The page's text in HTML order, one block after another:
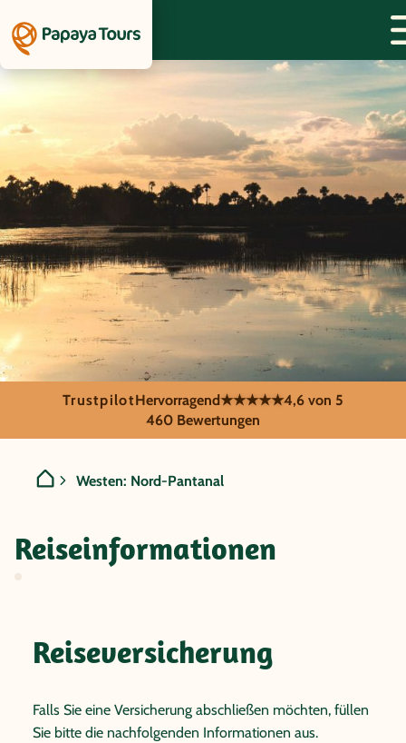
Brasilien - Westen: Nord-
TrustpilotHervorragend★★★★★4,6 von 5
460 Bewertungen
Westen: Nord-Pantanal
Reiseinformationen
Reiseversicherung
Falls Sie eine Versicherung abschließen möchten, füllen
Sie bitte die nachfolgenden Informationen aus.